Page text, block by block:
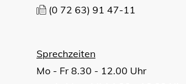
(0 72 63) 91 47-11
Sprechzeiten
Mo - Fr 8.30 - 12.00 Uhr